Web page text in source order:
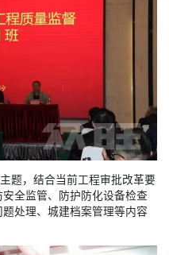
题，结合当前工程审批改革要
全监管、防护防化设备检查
处理、城建档案管理等内容